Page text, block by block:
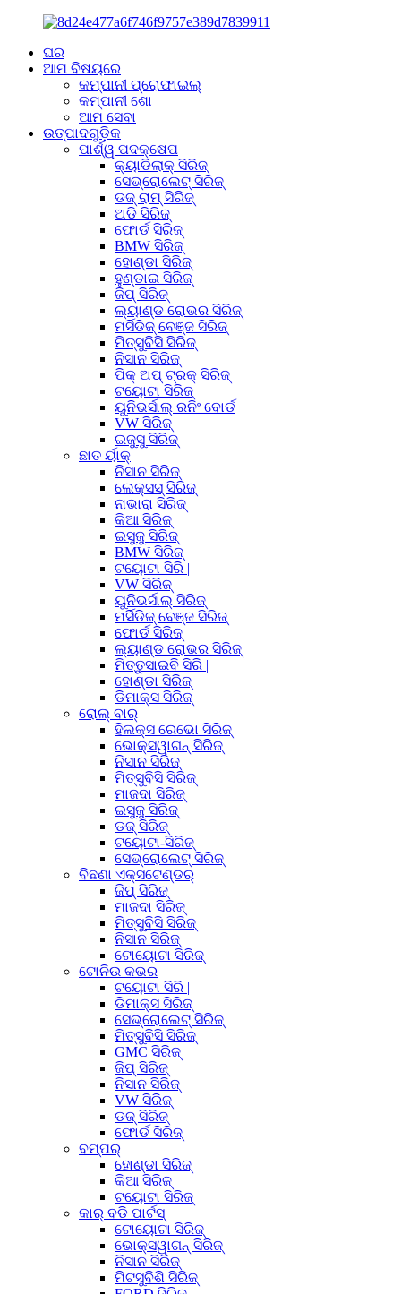
ଘର
ଆମ ବିଷୟରେ
କମ୍ପାନୀ ପ୍ରୋଫାଇଲ୍
କମ୍ପାନୀ ଶୋ
ଆମ ସେବା
ଉତ୍ପାଦଗୁଡ଼ିକ
ପାର୍ଶ୍ୱ ପଦକ୍ଷେପ
କ୍ୟାଡିଲାକ୍ ସିରିଜ୍
ସେଭ୍ରୋଲେଟ୍ ସିରିଜ୍
ଡଜ୍ ରାମ୍ ସିରିଜ୍
ଅଡି ସିରିଜ୍
ଫୋର୍ଡ ସିରିଜ୍
BMW ସିରିଜ୍
ହୋଣ୍ଡା ସିରିଜ୍
ହୁଣ୍ଡାଇ ସିରିଜ୍
ଜିପ୍ ସିରିଜ୍
ଲ୍ୟାଣ୍ଡ ରୋଭର ସିରିଜ୍
ମର୍ସିଡିଜ୍ ବେଞ୍ଜ ସିରିଜ୍
ମିତ୍ସୁବିସି ସିରିଜ୍
ନିସାନ ସିରିଜ୍
ପିକ୍ ଅପ୍ ଟ୍ରକ୍ ସିରିଜ୍
ଟୟୋଟା ସିରିଜ୍
ୟୁନିଭର୍ସାଲ୍ ରନିଂ ବୋର୍ଡ
VW ସିରିଜ୍
ଇଜୁସୁ ସିରିଜ୍
ଛାତ ର୍ୟାକ୍
ନିସାନ ସିରିଜ୍
ଲେକ୍ସସ୍ ସିରିଜ୍
ନାଭାରା ସିରିଜ୍
କିଆ ସିରିଜ୍
ଇସୁଜୁ ସିରିଜ୍
BMW ସିରିଜ୍
ଟୟୋଟା ସିରି |
VW ସିରିଜ୍
ୟୁନିଭର୍ସାଲ୍ ସିରିଜ୍
ମର୍ସିଡିଜ୍ ବେଞ୍ଜ ସିରିଜ୍
ଫୋର୍ଡ ସିରିଜ୍
ଲ୍ୟାଣ୍ଡ ରୋଭର ସିରିଜ୍
ମିତ୍ତୁସାଇବି ସିରି |
ହୋଣ୍ଡା ସିରିଜ୍
ଡିମାକ୍ସ ସିରିଜ୍
ରୋଲ୍ ବାର୍
ହିଲକ୍ସ ରେଭୋ ସିରିଜ୍
ଭୋକ୍ସୱାଗନ୍ ସିରିଜ୍
ନିସାନ ସିରିଜ୍
ମିତ୍ସୁବିସି ସିରିଜ୍
ମାଜଦା ସିରିଜ୍
ଇସୁଜୁ ସିରିଜ୍
ଡଜ୍ ସିରିଜ୍
ଟୟୋଟା-ସିରିଜ୍
ସେଭ୍ରୋଲେଟ୍ ସିରିଜ୍
ବିଛଣା ଏକ୍ସଟେଣ୍ଡର୍
ଜିପ୍ ସିରିଜ୍
ମାଜଦା ସିରିଜ୍
ମିତ୍ସୁବିସି ସିରିଜ୍
ନିସାନ ସିରିଜ୍
ଟୋୟୋଟା ସିରିଜ୍
ଟୋନିଉ କଭର
ଟୟୋଟା ସିରି |
ଡିମାକ୍ସ ସିରିଜ୍
ସେଭ୍ରୋଲେଟ୍ ସିରିଜ୍
ମିତ୍ସୁବିସି ସିରିଜ୍
GMC ସିରିଜ୍
ଜିପ୍ ସିରିଜ୍
ନିସାନ ସିରିଜ୍
VW ସିରିଜ୍
ଡଜ୍ ସିରିଜ୍
ଫୋର୍ଡ ସିରିଜ୍
ବମ୍ପର୍
ହୋଣ୍ଡା ସିରିଜ୍
କିଆ ସିରିଜ୍
ଟୟୋଟା ସିରିଜ୍
କାର୍ ବଡି ପାର୍ଟସ୍
ଟୋୟୋଟା ସିରିଜ୍
ଭୋକ୍ସୱାଗନ୍ ସିରିଜ୍
ନିସାନ ସିରିଜ୍
ମିଟସୁବିଶି ସିରିଜ୍